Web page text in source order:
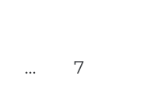
… 7